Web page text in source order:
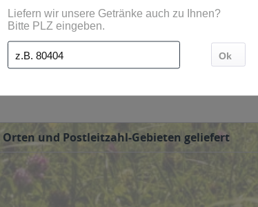
Mineralwassersorten abgefüllt. Das
weisen eine Größe von 0,75 Liter auf. Hinzu
wir Ihnen die Getränke von Apodis, wenn Sie
und Postleitzahl-Gebieten geliefert